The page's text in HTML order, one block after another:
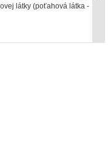
látky (poťahová látka -